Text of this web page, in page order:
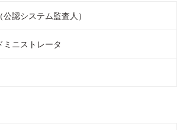
認システム監査人）
ニストレータ